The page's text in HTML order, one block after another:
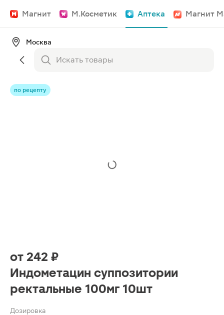
Магнит М.Косметик Аптека Магнит
Москва
по рецепту
от 242 ₽
Индометацин суппозитории
ректальные 100мг 10шт
Дозировка